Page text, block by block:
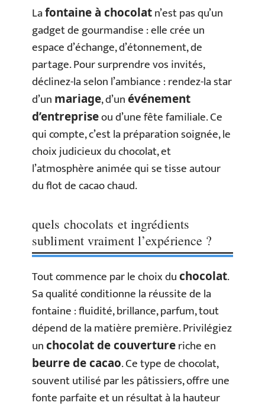
Lafontaine à chocolatn’est pas qu’un
gadget de gourmandise : elle crée un
espace d’échange, d’étonnement, de
partage. Pour surprendre vos invités,
déclinez-la selon l’ambiance : rendez-la star
d’un mariage, d’unévénement
d’entrepriseou d’une fête familiale. Ce
qui compte, c’est la préparation soignée, le
choix judicieux du chocolat, et
l’atmosphère animée qui se tisse autour
du flot de cacao chaud.
quels chocolats et ingrédients
subliment vraiment l’expérience ?
Tout commence par le choix duchocolat.
Sa qualité conditionne la réussite de la
fontaine : fluidité, brillance, parfum, tout
dépend de la matière première. Privilégiez
unchocolat de couvertureriche en
beurre de cacao. Ce type de chocolat,
souvent utilisé par les pâtissiers, offre une
fonte parfaite et un résultat à la hauteur